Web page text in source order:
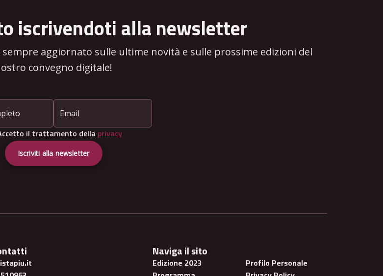
iscrivendoti alla newsletter
aggiornato sulle ultime novità e sulle prossime edizioni del
convegno digitale!
Email
il trattamento della privacy
Iscriviti alla newsletter
Naviga il sito
Edizione 2023
Profilo Personale